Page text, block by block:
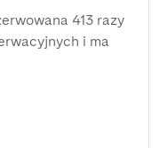
413 razy
i ma